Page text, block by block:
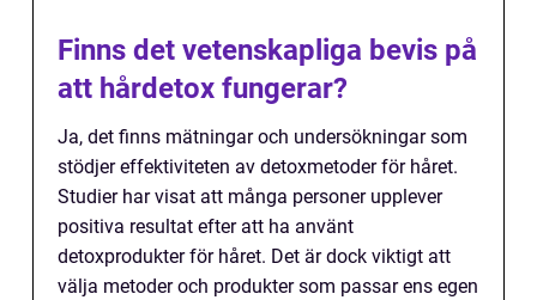
Finns det vetenskapliga bevis på
att hårdetox fungerar?
Ja, det finns mätningar och undersökningar som
stödjer effektiviteten av detoxmetoder för håret.
Studier har visat att många personer upplever
positiva resultat efter att ha använt
detoxprodukter för håret. Det är dock viktigt att
välja metoder och produkter som passar ens egen